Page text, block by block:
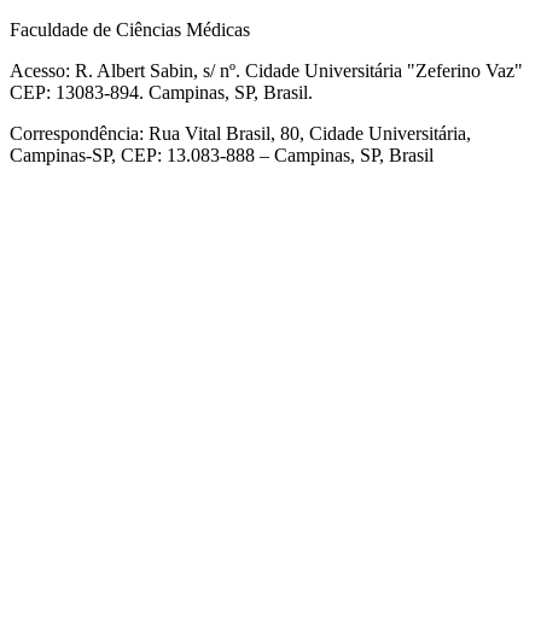
Faculdade de Ciências Médicas
Acesso: R. Albert Sabin, s/ nº. Cidade Universitária "Zeferino Vaz"
CEP: 13083-894. Campinas, SP, Brasil.
Correspondência: Rua Vital Brasil, 80, Cidade Universitária,
Campinas-SP, CEP: 13.083-888 – Campinas, SP, Brasil